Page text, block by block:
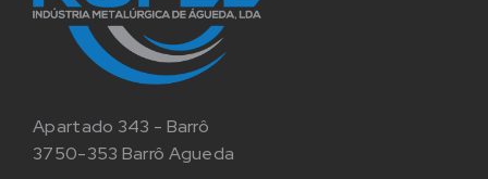
Apartado 343 - Barrô
3750-353 Barrô Agueda